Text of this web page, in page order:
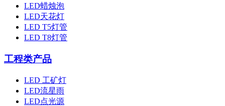
LED蜡烛泡
LED天花灯
LED T5灯管
LED T8灯管
工程类产品
LED 工矿灯
LED流星雨
LED点光源